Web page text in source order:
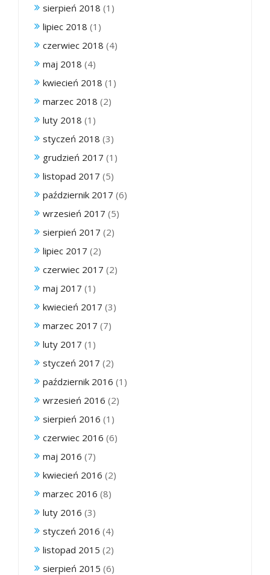
sierpień 2018 (1)
lipiec 2018 (1)
czerwiec 2018 (4)
maj 2018 (4)
kwiecień 2018 (1)
marzec 2018 (2)
luty 2018 (1)
styczeń 2018 (3)
grudzień 2017 (1)
listopad 2017 (5)
październik 2017 (6)
wrzesień 2017 (5)
sierpień 2017 (2)
lipiec 2017 (2)
czerwiec 2017 (2)
maj 2017 (1)
kwiecień 2017 (3)
marzec 2017 (7)
luty 2017 (1)
styczeń 2017 (2)
październik 2016 (1)
wrzesień 2016 (2)
sierpień 2016 (1)
czerwiec 2016 (6)
maj 2016 (7)
kwiecień 2016 (2)
marzec 2016 (8)
luty 2016 (3)
styczeń 2016 (4)
listopad 2015 (2)
sierpień 2015 (6)